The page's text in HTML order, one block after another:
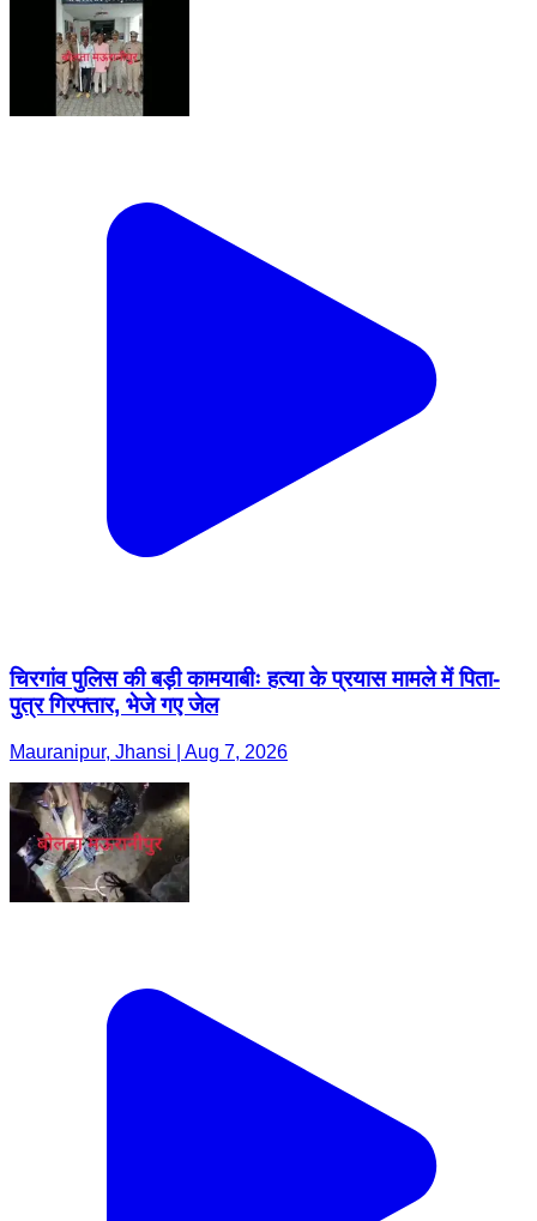
चिरगांव पुलिस की बड़ी कामयाबीः हत्या के प्रयास मामले में पिता-
पुत्र गिरफ्तार, भेजे गए जेल
Mauranipur, Jhansi | Aug 7, 2026